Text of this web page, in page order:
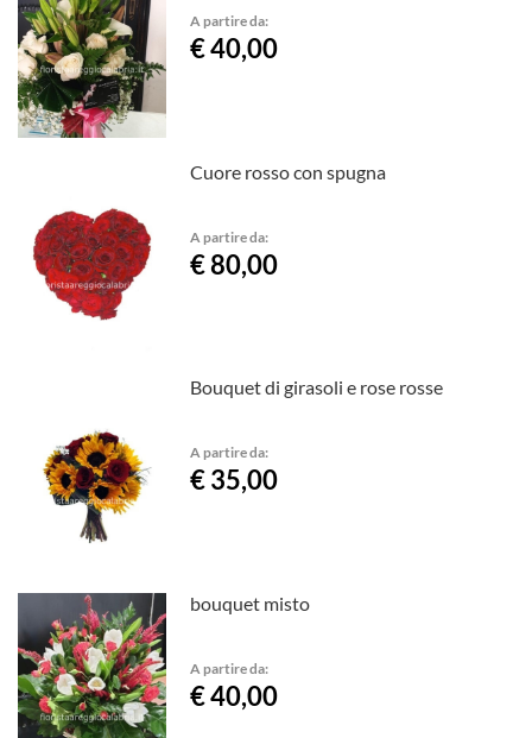
A partire da:
€ 40,00
Cuore rosso con spugna
A partire da:
€ 80,00
Bouquet di girasoli e rose rosse
A partire da:
€ 35,00
bouquet misto
A partire da:
€ 40,00